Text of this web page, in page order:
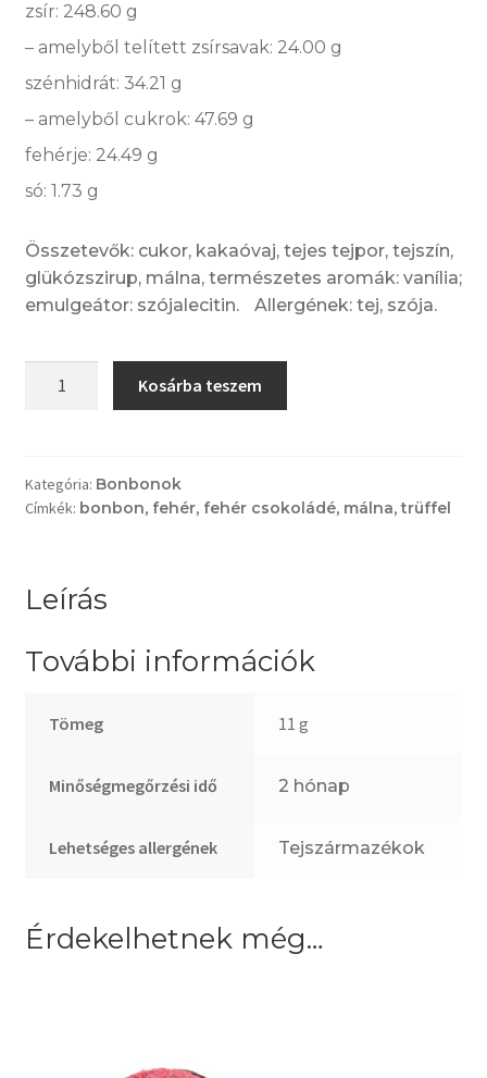
zsír: 248.60 g
– amelyből telített zsírsavak: 24.00 g
szénhidrát: 34.21 g
– amelyből cukrok: 47.69 g
fehérje: 24.49 g
só: 1.73 g
Összetevők: cukor, kakaóvaj, tejes tejpor, tejszín,
glükózszirup, málna, természetes aromák: vanília;
emulgeátor: szójalecitin. Allergének: tej, szója.
Kosárba teszem
Kategória: Bonbonok
Címkék: bonbon, fehér, fehér csokoládé, málna,trüffel
Leírás
További információk
Tömeg 11 g
Minőségmegőrzési idő 2 hónap
Lehetséges allergének Tejszármazékok
Érdekelhetnek még…